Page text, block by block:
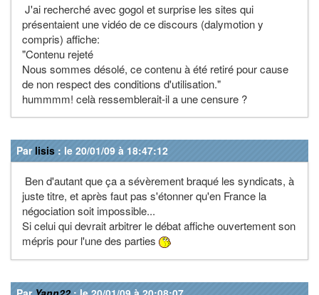
J'ai recherché avec gogol et surprise les sites qui
présentaient une vidéo de ce discours (dalymotion y
compris) affiche:
"Contenu rejeté
Nous sommes désolé, ce contenu à été retiré pour cause
de non respect des conditions d'utilisation."
hummmm! celà ressemblerait-il a une censure ?
Par lisis : le 20/01/09 à 18:47:12
Ben d'autant que ça a sévèrement braqué les syndicats, à
juste titre, et après faut pas s'étonner qu'en France la
négociation soit impossible...
Si celui qui devrait arbitrer le débat affiche ouvertement son
mépris pour l'une des parties